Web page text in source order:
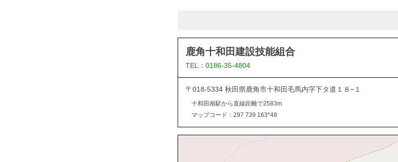
鹿角十和田建設技能組合
TEL：0186-35-4804
〒018-5334 秋田県鹿角市十和田毛馬内字下タ道１８−１
十和田南駅から直線距離で2583m
マップコード：297 739 163*48